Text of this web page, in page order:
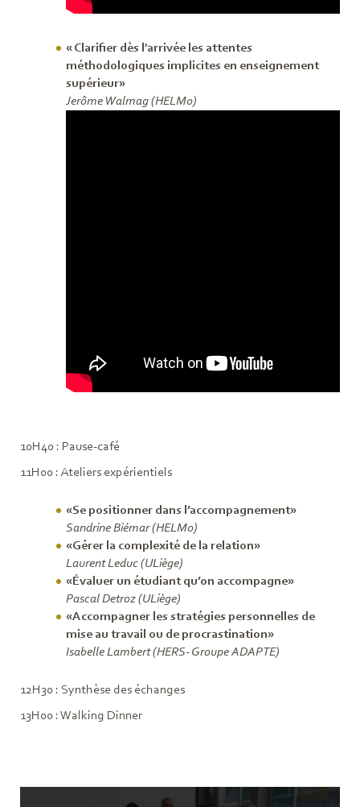
« Clarifier dès l'arrivée les attentes
méthodologiques implicites en enseignement
supérieur»
Jerôme Walmag (HELMo)
10H40 : Pause-café
11H00 : Ateliers expérientiels
«Se positionner dans l’accompagnement»
Sandrine Biémar (HELMo)
«Gérer la complexité de la relation»
Laurent Leduc (ULiège)
«Évaluer un étudiant qu’on accompagne»
Pascal Detroz (ULiège)
«Accompagner les stratégies personnelles de
mise au travail ou de procrastination»
Isabelle Lambert (HERS- Groupe ADAPTE)
12H30 : Synthèse des échanges
13H00 : Walking Dinner